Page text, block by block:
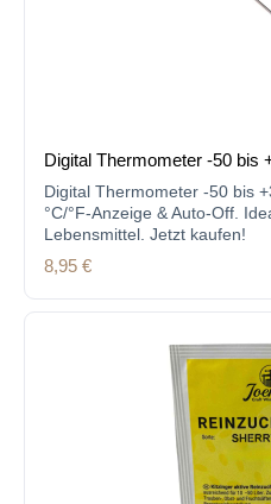
Digital Thermometer -50 bis
Digital Thermometer -50 bis
°C/°F-Anzeige & Auto-Off.
Lebensmittel. Jetzt kaufen!
Regulärer Preis:
8,95 €